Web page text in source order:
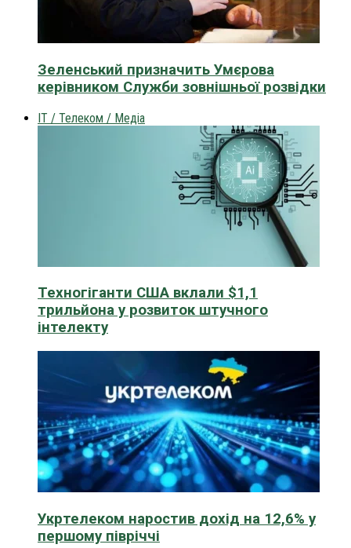
Зеленський призначить Умєрова
керівником Служби зовнішньої розвідки
IT / Телеком / Медіа
Техногіганти США вклали $1,1
трильйона у розвиток штучного
інтелекту
Укртелеком наростив дохід на 12,6% у
першому півріччі